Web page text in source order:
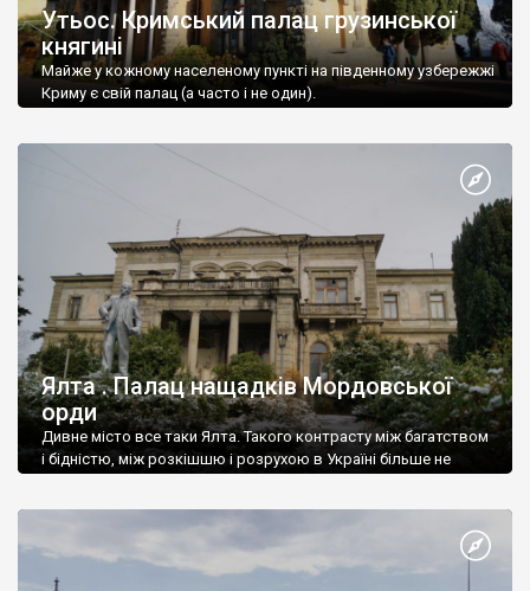
Утьос. Кримський палац грузинської
княгині
Майже у кожному населеному пункті на південному узбережжі
Криму є свій палац (а часто і не один).
Ялта . Палац нащадків Мордовської
орди
Дивне місто все таки Ялта. Такого контрасту між багатством
і бідністю, між розкішшю і розрухою в Україні більше не